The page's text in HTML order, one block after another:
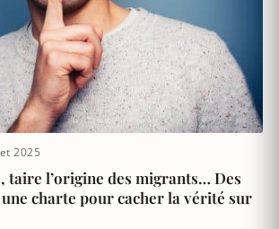
2025
taire l’origine des migrants… Des
charte pour cacher la vérité sur